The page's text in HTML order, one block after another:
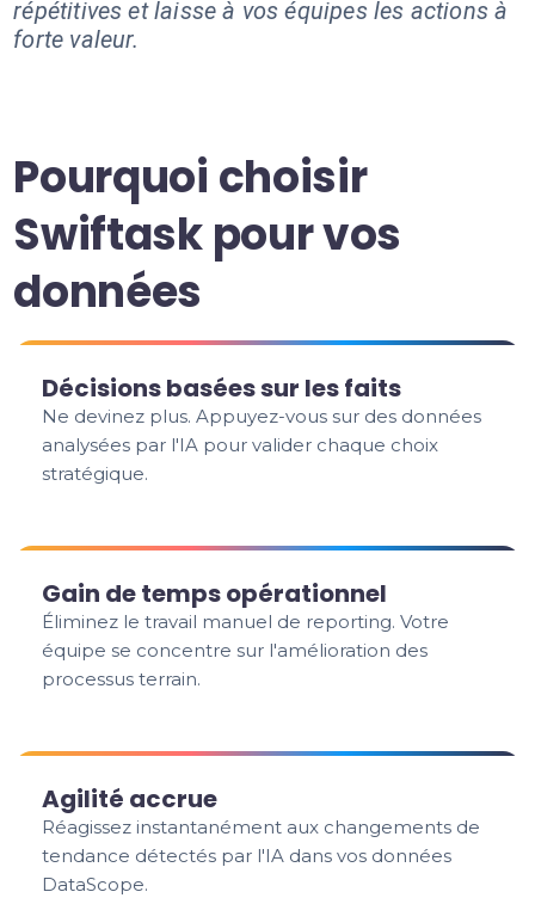
répétitives et laisse à vos équipes les actions à
forte valeur.
Pourquoi choisir
Swiftask pour vos
données
Décisions basées sur les faits
Ne devinez plus. Appuyez-vous sur des données
analysées par l'IA pour valider chaque choix
stratégique.
Gain de temps opérationnel
Éliminez le travail manuel de reporting. Votre
équipe se concentre sur l'amélioration des
processus terrain.
Agilité accrue
Réagissez instantanément aux changements de
tendance détectés par l'IA dans vos données
DataScope.